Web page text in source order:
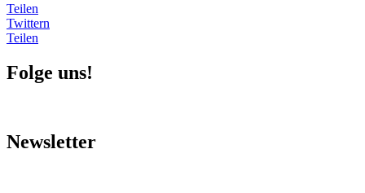
Teilen
Twittern
Teilen
Folge uns!
Newsletter